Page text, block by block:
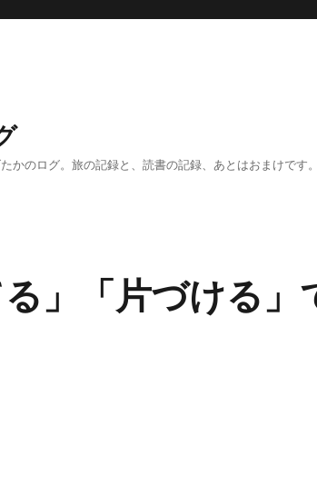
かのログ。旅の記録と、読書の記録、あとはおまけです。
る」「片づける